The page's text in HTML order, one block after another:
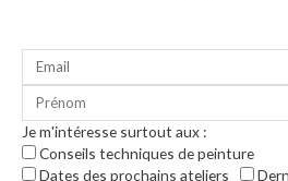
Je m'intéresse surtout aux :
Conseils techniques de peinture
Dates des prochains ateliers